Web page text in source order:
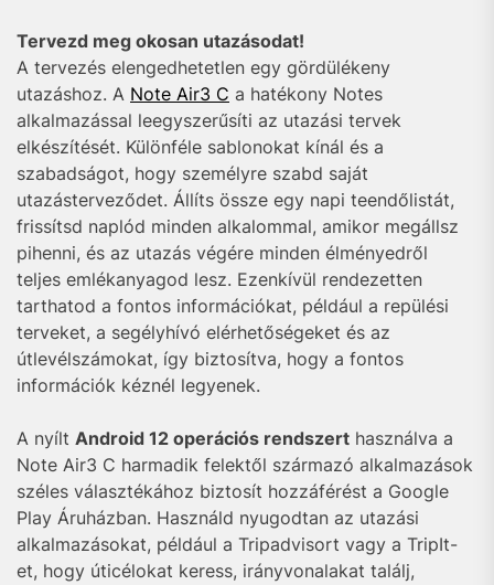
Tervezd meg okosan utazásodat!
A tervezés elengedhetetlen egy gördülékeny
utazáshoz. A Note Air3 C a hatékony Notes
alkalmazással leegyszerűsíti az utazási tervek
elkészítését. Különféle sablonokat kínál és a
szabadságot, hogy személyre szabd saját
utazásterveződet. Állíts össze egy napi teendőlistát,
frissítsd naplód minden alkalommal, amikor megállsz
pihenni, és az utazás végére minden élményedről
teljes emlékanyagod lesz. Ezenkívül rendezetten
tarthatod a fontos információkat, például a repülési
terveket, a segélyhívó elérhetőségeket és az
útlevélszámokat, így biztosítva, hogy a fontos
információk kéznél legyenek.
A nyílt Android 12 operációs rendszert használva a
Note Air3 C harmadik felektől származó alkalmazások
széles választékához biztosít hozzáférést a Google
Play Áruházban. Használd nyugodtan az utazási
alkalmazásokat, például a Tripadvisort vagy a TripIt-
et, hogy úticélokat keress, irányvonalakat találj,